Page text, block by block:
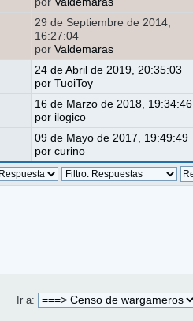
29 de Septiembre de 2014,
16:27:04
porValdemaras
24 de Abril de 2019, 20:35:03
porTuoiToy
16 de Marzo de 2018, 19:34:46
por ilogico
09 de Mayo de 2017, 19:49:49
porcurino
Ir a: